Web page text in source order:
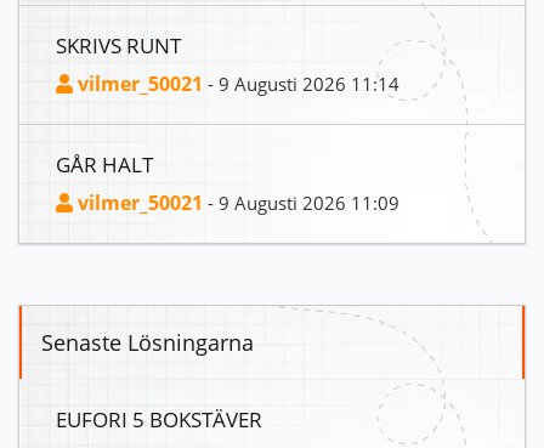
SKRIVS RUNT
vilmer_50021 - 9 Augusti 2026 11:14
GÅR HALT
vilmer_50021 - 9 Augusti 2026 11:09
Senaste Lösningarna
EUFORI 5 BOKSTÄVER